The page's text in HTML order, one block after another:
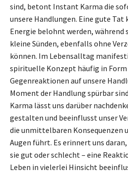
sind, betont Instant Karma die
unsere Handlungen. Eine gute
Energie belohnt werden, während
kleine Sünden, ebenfalls ohne
können. Im Lebensalltag
spirituelle Konzept häufig in
Gegenreaktionen auf unsere
Moment der Handlung spürbar
Karma lässt uns darüber
gestalten und beeinflusst unser
die unmittelbaren Konsequenzen
Augen führt. Es erinnert uns daran,
sie gut oder schlecht – eine
Leben in vielerlei Hinsicht